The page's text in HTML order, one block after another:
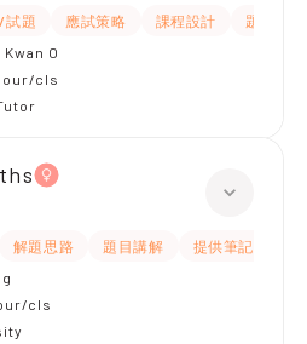
試題 應試策略 課程設計
題目講解
O
cls
解題思路 題目講解 提供筆記
cls